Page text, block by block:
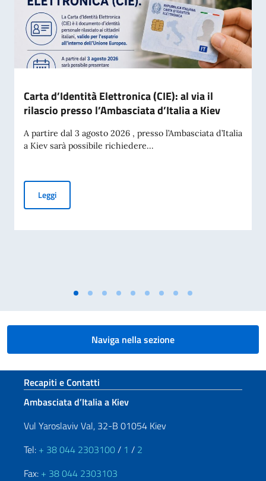
Carta d’Identità Elettronica (CIE): al via il
rilascio presso l’Ambasciata d’Italia a Kiev
A partire dal 3 agosto 2026 , presso l’Ambasciata d’Italia
a Kiev sarà possibile richiedere...
LeggiCarta d’Identità Elettronica (CIE): al via il rilascio presso
Naviga nella sezione
Sezione footer
Recapiti e Contatti
Ambasciata d’Italia a Kiev
Vul Yaroslaviv Val, 32-B 01054 Kiev
Tel: + 38 044 2303100/ 1 / 2
Fax: + 38 044 2303103